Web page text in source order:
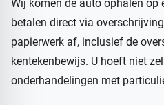
Wij komen de auto ophalen op
betalen direct via
papierwerk af, inclusief de
kentekenbewijs. U hoeft niet
onderhandelingen met